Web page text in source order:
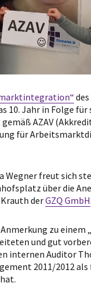
10. Jahr in Folge für
AZAV
für
Wegner freut sich
über die
derGZQ GmbH.
zu einem
und gut
internen Auditor
2011/2012